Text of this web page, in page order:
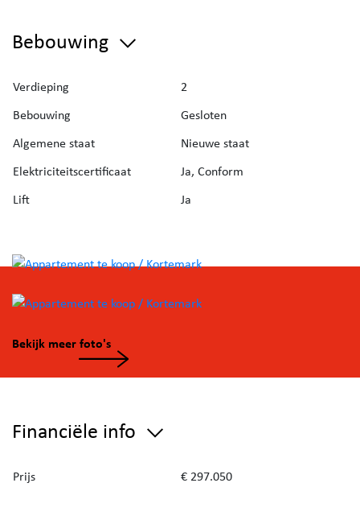
Bebouwing
Verdieping
2
Bebouwing
Gesloten
Algemene staat
Nieuwe staat
Elektriciteitscertificaat
Ja, Conform
Lift
Ja
Bekijk meer foto's
Financiële info
Prijs € 297.050